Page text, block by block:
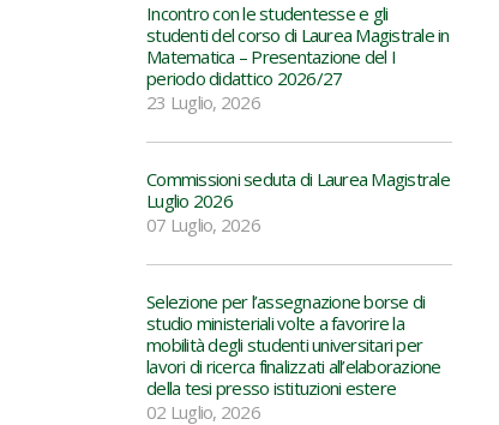
Incontro con le studentesse e gli
studenti del corso di Laurea Magistrale in
Matematica – Presentazione del I
periodo didattico 2026/27
23 Luglio, 2026
Commissioni seduta di Laurea Magistrale
Luglio 2026
07 Luglio, 2026
Selezione per l’assegnazione borse di
studio ministeriali volte a favorire la
mobilità degli studenti universitari per
lavori di ricerca finalizzati all’elaborazione
della tesi presso istituzioni estere
02 Luglio, 2026